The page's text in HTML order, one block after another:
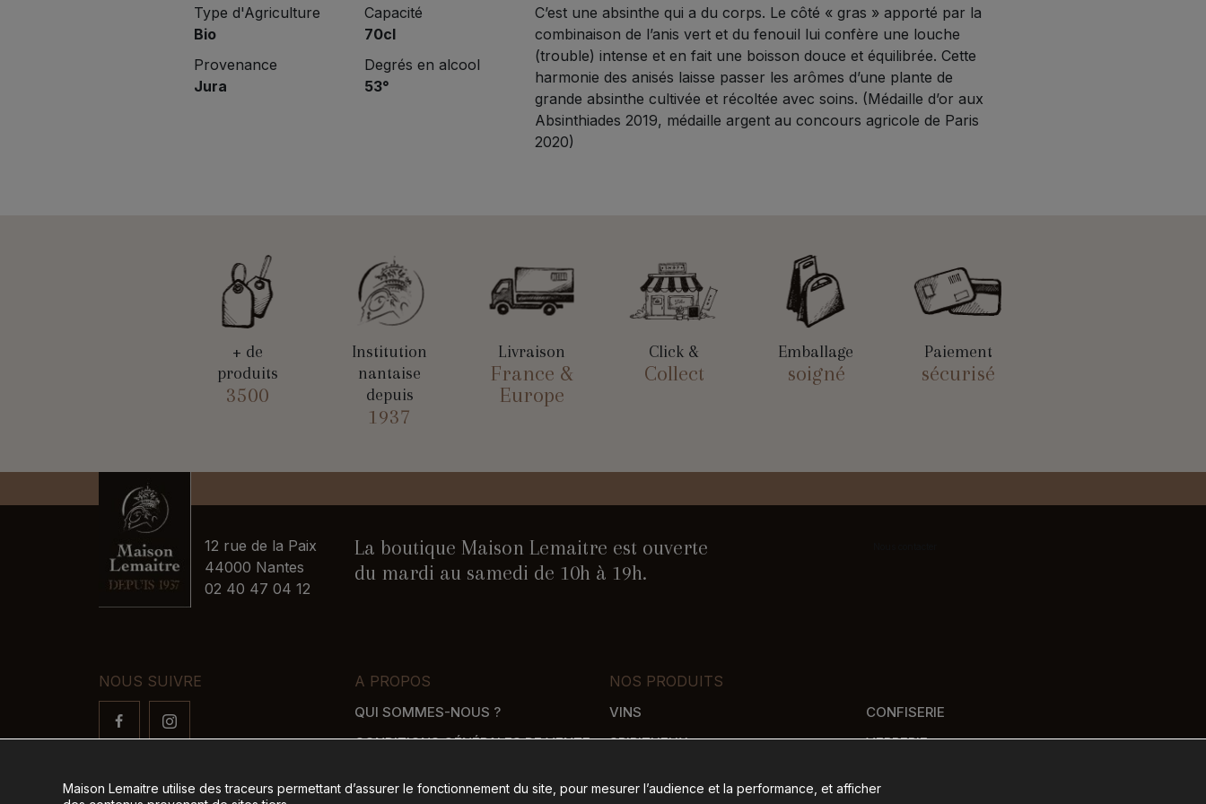
Type d'Agriculture
Bio
Provenance
Jura
Capacité
70cl
Degrés en alcool
53°
C’est une absinthe qui a du corps. Le côté « gras » apporté par la
combinaison de l’anis vert et du fenouil lui confère une louche
(trouble) intense et en fait une boisson douce et équilibrée. Cette
harmonie des anisés laisse passer les arômes d’une plante de
grande absinthe cultivée et récoltée avec soins. (Médaille d’or aux
Absinthiades 2019, médaille argent au concours agricole de Paris
2020)
+ de
produits
3500
Institution
nantaise
depuis
1937
Livraison
France &
Europe
Click &
Collect
Emballage
soigné
Paiement
sécurisé
12 rue de la Paix
44000 Nantes
02 40 47 04 12
La boutique Maison Lemaitre est ouverte
du mardi au samedi de 10h à 19h.
NOUS SUIVRE A PROPOS
QUI SOMMES-NOUS ?
CONDITIONS GÉNÉRALES DE VENTE
NOS PRODUITS
VINS
SPIRITUEUX
CONFISERIE
VERRERIE
Maison Lemaitre utilise des traceurs permettant d’assurer le fonctionnement du site, pour mesurer l’audience et la performance, et afficher